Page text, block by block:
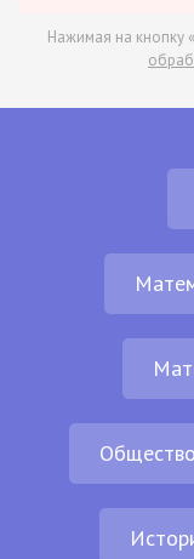
Нажимая на кнопку